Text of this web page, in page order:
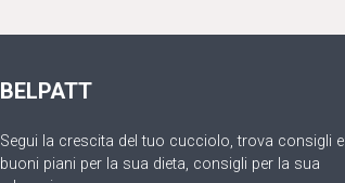
BELPATT
Segui la crescita del tuo cucciolo, trova consigli e
buoni piani per la sua dieta, consigli per la sua